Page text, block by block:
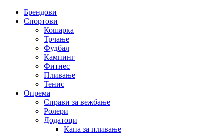
Брендови
Спортови
Кошарка
Трчање
Фудбал
Кампинг
Фитнес
Пливање
Тенис
Опрема
Справи за вежбање
Ролери
Додатоци
Капа за пливање